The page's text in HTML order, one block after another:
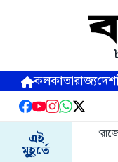
কলকাতারাজ্যদেশ
এই
মুহূর্তে